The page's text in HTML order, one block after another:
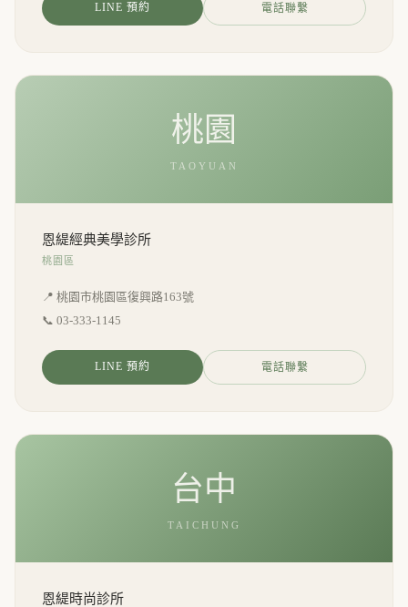
LINE 預約 電話聯繫
桃園
TAOYUAN
恩緹經典美學診所
桃園區
📍 桃園市桃園區復興路163號
📞 03-333-1145
LINE 預約 電話聯繫
台中
TAICHUNG
恩緹時尚診所